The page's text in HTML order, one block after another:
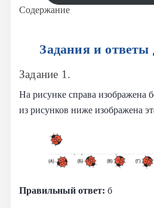
Содержание
Задания и ответы
Задание 1.
На рисунке справа изображена
из рисунков ниже изображена
Правильный ответ: б